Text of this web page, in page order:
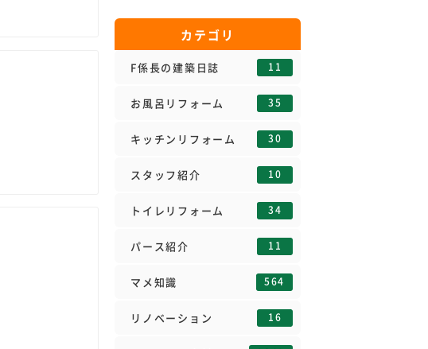
カテゴリ
F係長の建築日誌 11
お風呂リフォーム 35
キッチンリフォーム 30
スタッフ紹介 10
トイレリフォーム 34
パース紹介 11
マメ知識 564
リノベーション 16